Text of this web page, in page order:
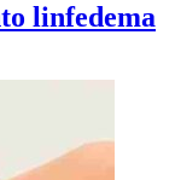
linfedema